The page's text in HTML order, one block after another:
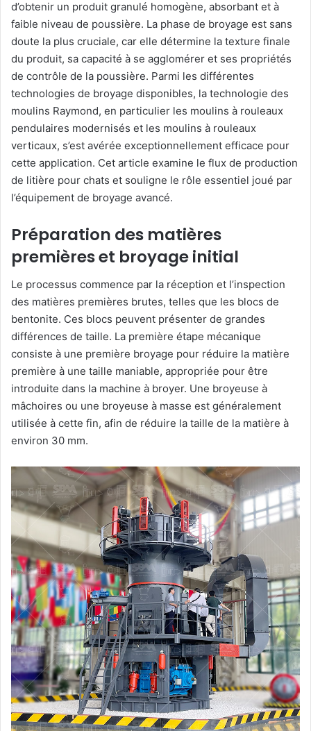
d’obtenir un produit granulé homogène, absorbant et à
faible niveau de poussière. La phase de broyage est sans
doute la plus cruciale, car elle détermine la texture finale
du produit, sa capacité à se agglomérer et ses propriétés
de contrôle de la poussière. Parmi les différentes
technologies de broyage disponibles, la technologie des
moulins Raymond, en particulier les moulins à rouleaux
pendulaires modernisés et les moulins à rouleaux
verticaux, s’est avérée exceptionnellement efficace pour
cette application. Cet article examine le flux de production
de litière pour chats et souligne le rôle essentiel joué par
l’équipement de broyage avancé.
Préparation des matières
premières et broyage initial
Le processus commence par la réception et l’inspection
des matières premières brutes, telles que les blocs de
bentonite. Ces blocs peuvent présenter de grandes
différences de taille. La première étape mécanique
consiste à une première broyage pour réduire la matière
première à une taille maniable, appropriée pour être
introduite dans la machine à broyer. Une broyeuse à
mâchoires ou une broyeuse à masse est généralement
utilisée à cette fin, afin de réduire la taille de la matière à
environ 30 mm.